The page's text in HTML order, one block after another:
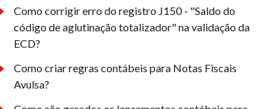
Como corrigir erro do registro J150 - "Saldo do
código de aglutinação totalizador" na validação da
ECD?
Como criar regras contábeis para Notas Fiscais
Avulsa?